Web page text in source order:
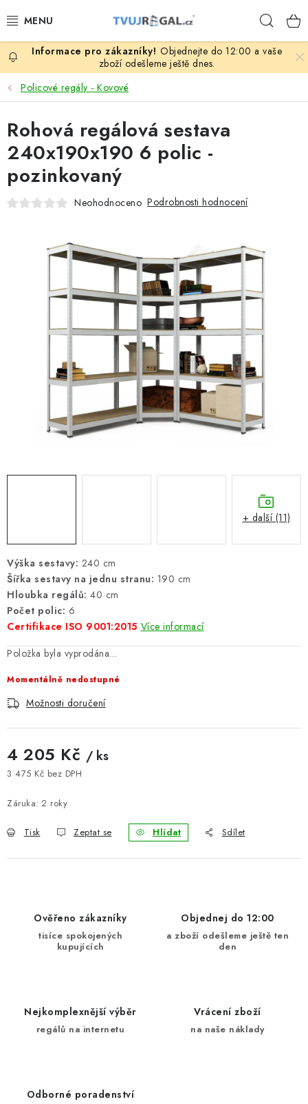
na
ZBOŽÍ ZA NÁKUPNÍ CENY
REGÁLY PODLE ROZMĚRŮ MATERIÁLU A SÉRIÍ
NEREZOVÉ A GASTRO PRODUKTY
KOVOVÉ STOLOVÉ NOHY
ZAHRADA, OKOLÍ DOMU
FIRMA, GARÁŽ, DÍLNA, SKLEP
ŽEBŘÍKY SCHŮDKY A LEŠENÍ
PARKOVACÍ BLOKÁDY
AKCE A SLEVY
NOVINKY
NAPIŠTE NÁM
KONTAKTY
BLOG
Objednejte do 12:00 a vaše
zboží odešleme ještě dnes.
Policové regály - Kovové
Výška sestavy: 240 cm
Šířka sestavy na jednu stranu: 190 cm
Hloubka regálů: 40 cm
Počet polic: 6
Certifikace ISO 9001:2015 Více informací
Položka byla vyprodána…
Momentálně nedostupné
Možnosti doručení
4 205 Kč / ks
3 475 Kč bez DPH
Záruka: 2 roky
Tisk Zeptat se Hlídat Sdílet
Rohová regálová sestava
240x190x190 6 polic -
pozinkovaný
Neohodnoceno Podrobnosti hodnocení
+ další (11)
Ověřeno zákazníky
tisíce spokojených
kupujících
Objednej do 12:00
a zboží odešleme ještě ten
den
Nejkomplexnější výběr
regálů na internetu
Vrácení zboží
na naše náklady
Odborné poradenství